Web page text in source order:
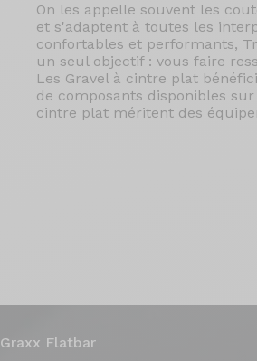
On les appelle souvent les
et s'adaptent à toutes les
confortables et performants,
un seul objectif : vous faire
Les Gravel à cintre plat
de composants disponibles
cintre plat méritent des
Graxx Flatbar